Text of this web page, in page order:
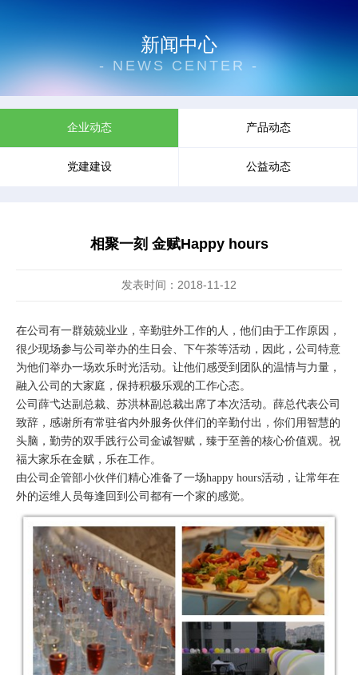
新闻中心
- NEWS CENTER -
企业动态 产品动态
党建建设 公益动态
相聚一刻 金赋Happy hours
发表时间：2018-11-12
在公司有一群兢兢业业，辛勤驻外工作的人，他们由于工作原因，
很少现场参与公司举办的生日会、下午茶等活动，因此，公司特意
为他们举办一场欢乐时光活动。让他们感受到团队的温情与力量，
融入公司的大家庭，保持积极乐观的工作心态。
公司薛弋达副总裁、苏洪林副总裁出席了本次活动。薛总代表公司
致辞，感谢所有常驻省内外服务伙伴们的辛勤付出，你们用智慧的
头脑，勤劳的双手践行公司金诚智赋，臻于至善的核心价值观。祝
福大家乐在金赋，乐在工作。
由公司企管部小伙伴们精心准备了一场happy hours活动，让常年在
外的运维人员每逢回到公司都有一个家的感觉。